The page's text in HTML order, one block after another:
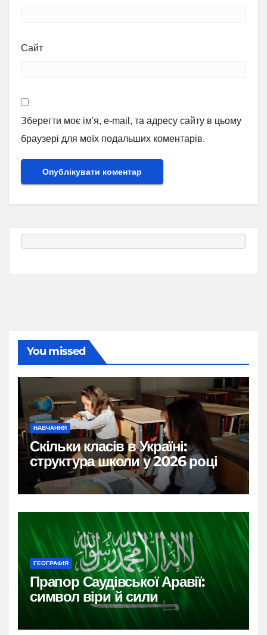
Сайт
Зберегти моє ім'я, e-mail, та адресу сайту в цьому
браузері для моїх подальших коментарів.
You missed
НАВЧАННЯ
Скільки класів в Україні:
структура школи у 2026 році
ГЕОГРАФІЯ
Прапор Саудівської Аравії:
символ віри й сили